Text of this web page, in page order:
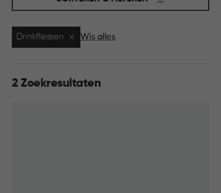
Drinkflessen Wis alles
2 Zoekresultaten